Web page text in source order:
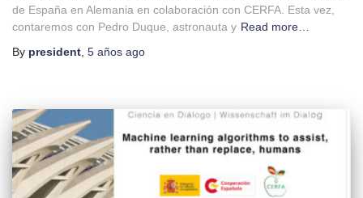
de España en Alemania en colaboración con CERFA. Esta vez,
contaremos con Pedro Duque, astronauta y Read more…
By president 5 años ago